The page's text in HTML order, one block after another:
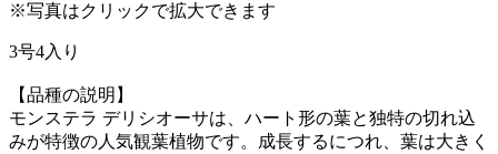
※写真はクリックで拡大できます
3号4入り
【品種の説明】
モンステラ デリシオーサは、ハート形の葉と独特の切れ込
みが特徴の人気観葉植物です。成長するにつれ、葉は大きく